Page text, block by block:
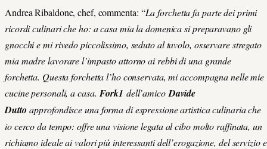
Andrea Ribaldone, chef, commenta: “La forchetta fa parte dei primi
ricordi culinari che ho: a casa mia la domenica si preparavano gli
gnocchi e mi rivedo piccolissimo, seduto al tavolo, osservare stregato
mia madre lavorare l’impasto attorno ai rebbi di una grande
forchetta. Questa forchetta l’ho conservata, mi accompagna nelle mie
cucine personali, a casa. Fork1 dell’amico Davide
Dutto approfondisce una forma di espressione artistica culinaria che
io cerco da tempo: offre una visione legata al cibo molto raffinata, un
richiamo ideale ai valori più interessanti dell’erogazione, del servizio e